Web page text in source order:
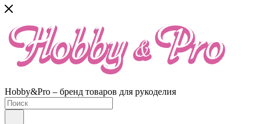
Hobby&Pro – бренд товаров для рукоделия